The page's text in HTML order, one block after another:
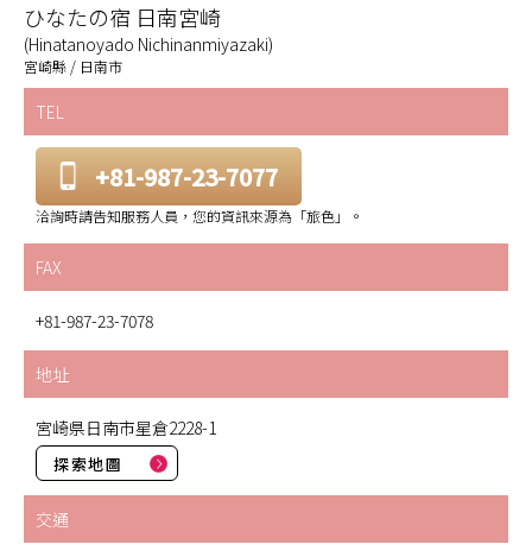
ひなたの宿 日南宮崎
(Hinatanoyado Nichinanmiyazaki)
宮崎縣 / 日南市
TEL
+81-987-23-7077
洽詢時請告知服務人員，您的資訊來源為「旅色」。
FAX
+81-987-23-7078
地址
宮崎県日南市星倉2228-1
探索地圖
交通